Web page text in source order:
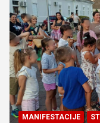
MANIFESTACIJE